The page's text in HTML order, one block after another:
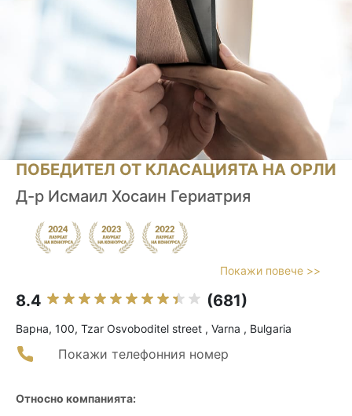
ПОБЕДИТЕЛ ОТ КЛАСАЦИЯТА НА ОРЛИ
Д-р Исмаил Хосаин Гериатрия
Покажи повече >>
8.4 (681)
Варна, 100, Tzar Osvoboditel street , Varna , Bulgaria
Покажи телефонния номер
Относно компанията: